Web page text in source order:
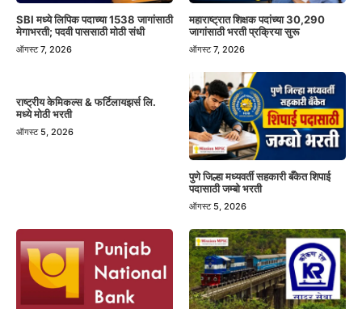
SBI मध्ये लिपिक पदाच्या 1538 जागांसाठी
मेगाभरती; पदवी पाससाठी मोठी संधी
ऑगस्ट 7, 2026
महाराष्ट्रात शिक्षक पदांच्या 30,290
जागांसाठी भरती प्रक्रिया सुरू
ऑगस्ट 7, 2026
राष्ट्रीय केमिकल्स & फर्टिलायझर्स लि.
मध्ये मोठी भरती
ऑगस्ट 5, 2026
पुणे जिल्हा मध्यवर्ती सहकारी बँकेत शिपाई
पदासाठी जम्बो भरती
ऑगस्ट 5, 2026